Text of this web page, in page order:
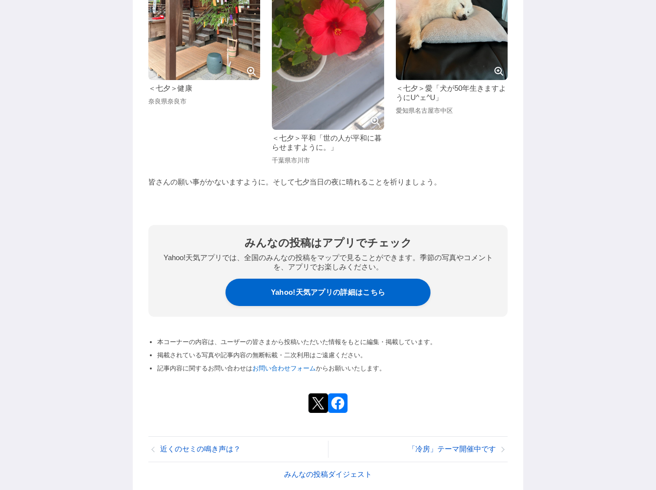
＜七夕＞健康
奈良県奈良市
＜七夕＞平和「世の人が平和に暮
らせますように。」
千葉県市川市
＜七夕＞愛「犬が50年生きますよ
うにU^ェ^U」
愛知県名古屋市中区
皆さんの願い事がかないますように。そして七夕当日の夜に晴れることを祈りましょう。
みんなの投稿はアプリでチェック
Yahoo!天気アプリでは、全国のみんなの投稿をマップで見ることができます。季節の写真やコメント
を、アプリでお楽しみください。
Yahoo!天気アプリの詳細はこちら
本コーナーの内容は、ユーザーの皆さまから投稿いただいた情報をもとに編集・掲載しています。
掲載されている写真や記事内容の無断転載・二次利用はご遠慮ください。
記事内容に関するお問い合わせはお問い合わせフォームからお願いいたします。
近くのセミの鳴き声は？ 「冷房」テーマ開催中です
みんなの投稿ダイジェスト